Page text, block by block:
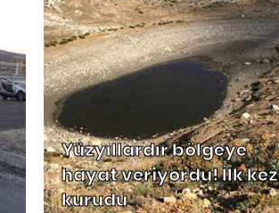
Yüzyıllardır bölgeye
hayat veriyordu! İlk kez
kurudu